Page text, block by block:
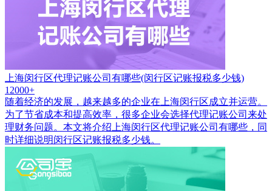
上海闵行区代理记账公司有哪些(闵行区记账报税多少钱)
12000+
随着经济的发展，越来越多的企业在上海闵行区成立并运营。
为了节省成本和提高效率，很多企业会选择代理记账公司来处
理财务问题。本文将介绍上海闵行区代理记账公司有哪些，同
时详细说明闵行区记账报税多少钱。